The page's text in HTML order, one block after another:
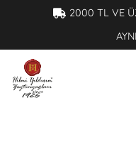
2000 TL VE